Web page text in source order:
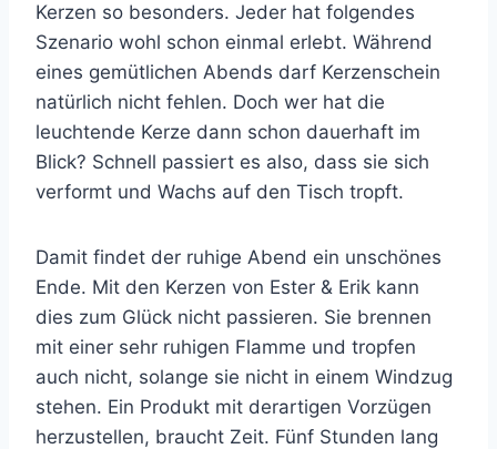
Kerzen so besonders. Jeder hat folgendes
Szenario wohl schon einmal erlebt. Während
eines gemütlichen Abends darf Kerzenschein
natürlich nicht fehlen. Doch wer hat die
leuchtende Kerze dann schon dauerhaft im
Blick? Schnell passiert es also, dass sie sich
verformt und Wachs auf den Tisch tropft.
Damit findet der ruhige Abend ein unschönes
Ende. Mit den Kerzen von Ester & Erik kann
dies zum Glück nicht passieren. Sie brennen
mit einer sehr ruhigen Flamme und tropfen
auch nicht, solange sie nicht in einem Windzug
stehen. Ein Produkt mit derartigen Vorzügen
herzustellen, braucht Zeit. Fünf Stunden lang